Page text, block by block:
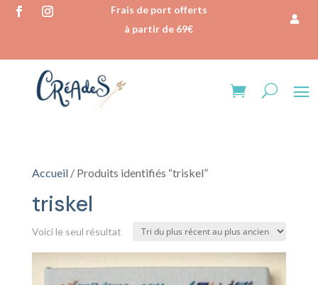
Frais de port offerts
à partir de 69€
Accueil/ Produits identifiés “triskel”
triskel
Voici le seul résultat